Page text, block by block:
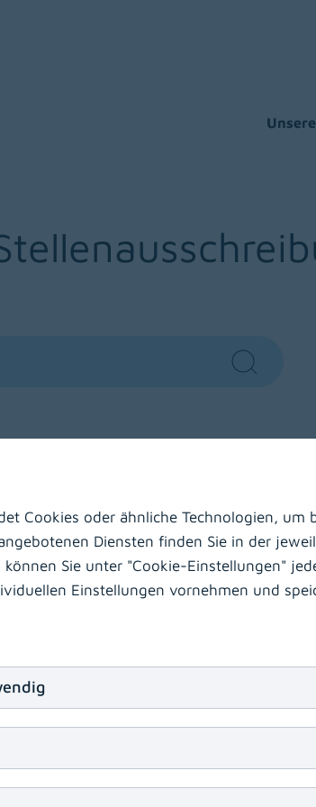
Search
arbeiten?
Cookies oder ähnliche Technologien,
Diensten finden Sie in der
Sie unter "Cookie-Einstellungen"
Einstellungen vornehmen und